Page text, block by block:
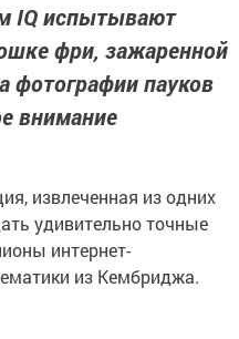
IQ испытывают
фри, зажаренной
фотографии пауков
внимание
извлеченная из одних
удивительно точные
интернет-
из Кембриджа.